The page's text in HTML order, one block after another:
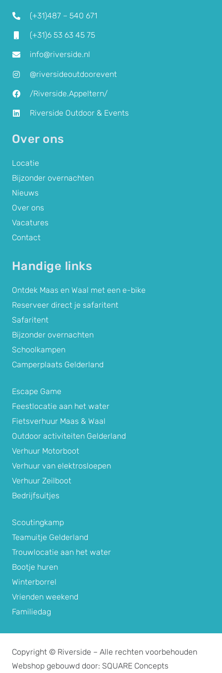
(+31)487 – 540 671
(+31)6 53 63 45 75
info@riverside.nl
@riversideoutdoorevent
/Riverside.Appeltern/
Riverside Outdoor & Events
Over ons
Locatie
Bijzonder overnachten
Nieuws
Over ons
Vacatures
Contact
Handige links
Ontdek Maas en Waal met een e-bike
Reserveer direct je safaritent
Safaritent
Bijzonder overnachten
Schoolkampen
Camperplaats Gelderland
Escape Game
Feestlocatie aan het water
Fietsverhuur Maas & Waal
Outdoor activiteiten Gelderland
Verhuur Motorboot
Verhuur van elektrosloepen
Verhuur Zeilboot
Bedrijfsuitjes
Scoutingkamp
Teamuitje Gelderland
Trouwlocatie aan het water
Bootje huren
Winterborrel
Vrienden weekend
Familiedag
Copyright © Riverside – Alle rechten voorbehouden
Webshop gebouwd door: SQUARE Concepts